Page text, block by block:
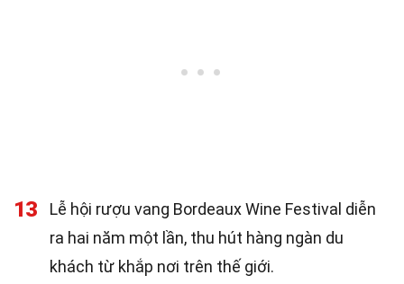
13
Lễ hội rượu vang Bordeaux Wine Festival diễn
ra hai năm một lần, thu hút hàng ngàn du
khách từ khắp nơi trên thế giới.